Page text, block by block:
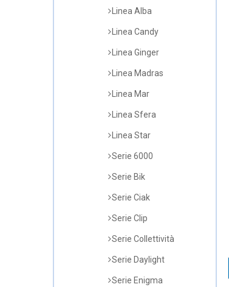
Linea Alba
Linea Candy
Linea Ginger
Linea Madras
Linea Mar
Linea Sfera
Linea Star
Serie 6000
Serie Bik
Serie Ciak
Serie Clip
Serie Collettività
Serie Daylight
Serie Enigma